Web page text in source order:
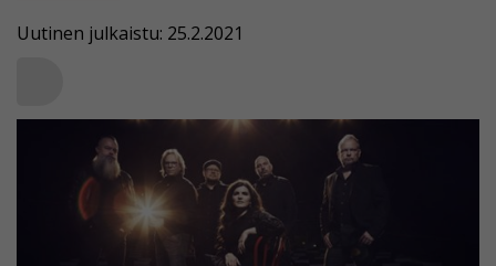
Uutinen julkaistu: 25.2.2021